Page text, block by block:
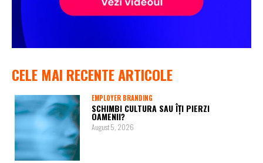
CELE MAI RECENTE ARTICOLE
EMPLOYER BRANDING
SCHIMBI CULTURA SAU ÎȚI PIERZI
OAMENII?
August 5, 2026